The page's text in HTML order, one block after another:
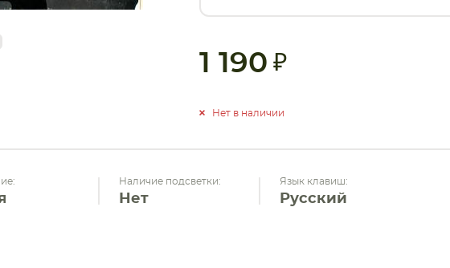
1 190
Нет в наличии
Наличие подсветки:
Нет
Язык клавиш:
Русский